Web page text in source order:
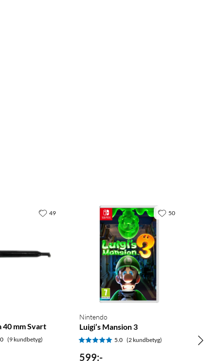
40 mm Svart
(9 kundbetyg)
49
Nintendo
Luigi’s Mansion 3
5.0 (2 kundbetyg)
599:-
50